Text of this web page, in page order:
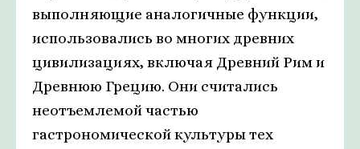
выполняющие аналогичные функции,
использовались во многих древних
цивилизациях, включая Древний Рим и
Древнюю Грецию. Они считались
неотъемлемой частью
гастрономической культуры тех